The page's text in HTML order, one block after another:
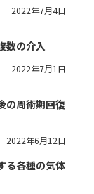
2022年7月4日
数の介入
2022年7月1日
の周術期回復
2022年6月12日
る各種の気体